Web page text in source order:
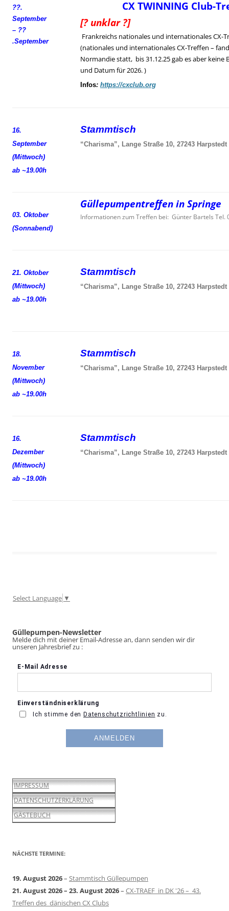
??.
September
– ??
.September
CX TWINNING Club-
[? unklar ?]
Frankreichs nationales und internationales CX-
(nationales und internationales CX-Treffen –
Normandie statt, bis 31.12.25 gab es aber keine
und Datum für 2026. )
Infos: https://cxclub.org
16.
September
(Mittwoch)
ab ~19.00h
Stammtisch
“Charisma”, Lange Straße 10, 27243 Harpstedt
03. Oktober
(Sonnabend)
Güllepumpentreffen in Springe
Informationen zum Treffen bei: Günter Bartels Tel.
21. Oktober
(Mittwoch)
ab ~19.00h
Stammtisch
“Charisma”, Lange Straße 10, 27243 Harpstedt
18.
November
(Mittwoch)
ab ~19.00h
Stammtisch
“Charisma”, Lange Straße 10, 27243 Harpstedt
16.
Dezember
(Mittwoch)
ab ~19.00h
Stammtisch
“Charisma”, Lange Straße 10, 27243 Harpstedt
Select Language ▼
Güllepumpen-Newsletter
Melde dich mit deiner Email-Adresse an, dann senden wir dir
unseren Jahresbrief zu :
IMPRESSUM
DATENSCHUTZERKLÄRUNG
GÄSTEBUCH
NÄCHSTE TERMINE:
19. August 2026– Stammtisch Güllepumpen
21. August 2026– 23. August 2026– CX-TRAEF in DK '26 – 43.
Treffen des dänischen CX Clubs